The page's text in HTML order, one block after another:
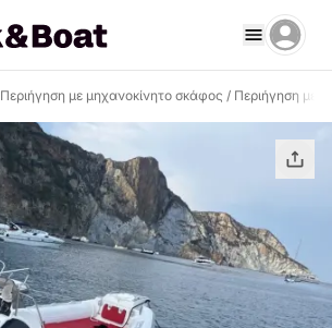
Περιήγηση με μηχανοκίνητο σκάφος / Περιήγηση με